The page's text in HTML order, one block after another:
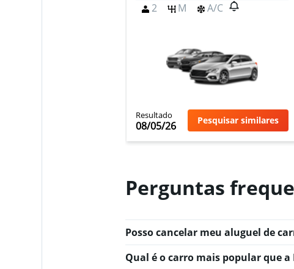
2
M A/C
Resultado
08/05/26 Pesquisar similares
Perguntas
Posso cancelar meu aluguel de
Qual é o carro mais popular que